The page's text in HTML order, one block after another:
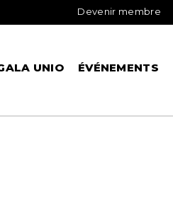
Devenir membre
UNIO ÉVÉNEMENTS